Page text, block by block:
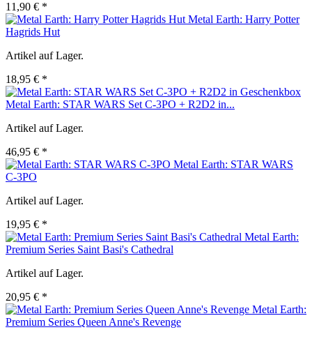
11,90 € *
Metal Earth: Harry Potter
Hagrids Hut
Artikel auf Lager.
18,95 € *
Metal Earth: STAR WARS Set C-3PO + R2D2 in...
Artikel auf Lager.
46,95 € *
Metal Earth: STAR WARS
C-3PO
Artikel auf Lager.
19,95 € *
Metal Earth:
Premium Series Saint Basi's Cathedral
Artikel auf Lager.
20,95 € *
Metal Earth:
Premium Series Queen Anne's Revenge